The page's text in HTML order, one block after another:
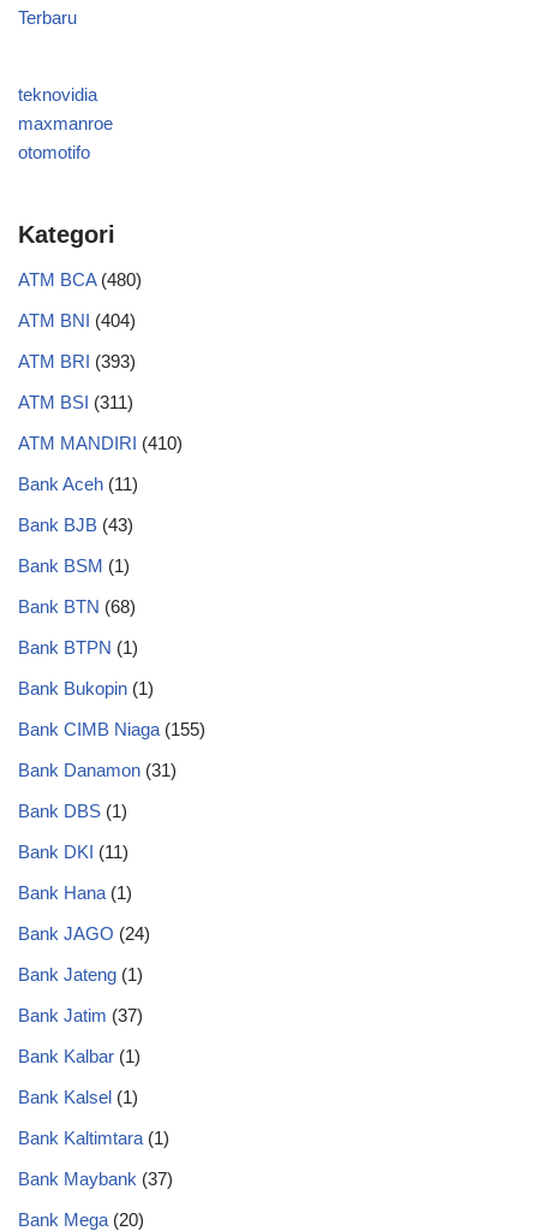
Terbaru
teknovidia
maxmanroe
otomotifo
Kategori
ATM BCA(480)
ATM BNI (404)
ATM BRI (393)
ATM BSI (311)
ATM MANDIRI (410)
Bank Aceh (11)
Bank BJB (43)
Bank BSM (1)
Bank BTN (68)
Bank BTPN (1)
Bank Bukopin (1)
Bank CIMB Niaga (155)
Bank Danamon (31)
Bank DBS (1)
Bank DKI (11)
Bank Hana (1)
Bank JAGO (24)
Bank Jateng (1)
Bank Jatim (37)
Bank Kalbar (1)
Bank Kalsel (1)
Bank Kaltimtara (1)
Bank Maybank (37)
Bank Mega (20)